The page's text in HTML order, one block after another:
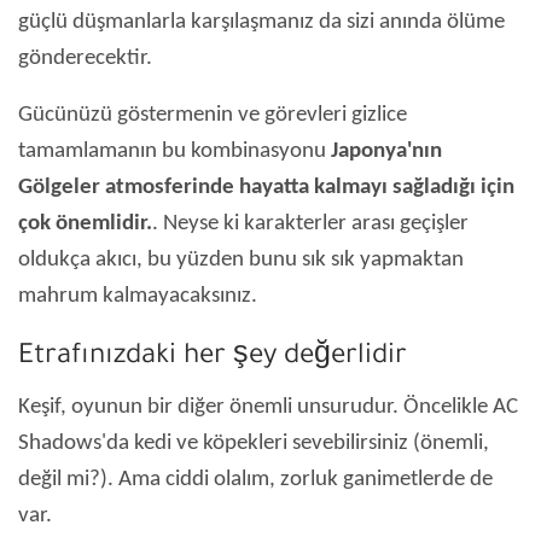
güçlü düşmanlarla karşılaşmanız da sizi anında ölüme
gönderecektir.
Gücünüzü göstermenin ve görevleri gizlice
tamamlamanın bu kombinasyonu Japonya'nın
Gölgeler atmosferinde hayatta kalmayı sağladığı için
çok önemlidir.. Neyse ki karakterler arası geçişler
oldukça akıcı, bu yüzden bunu sık sık yapmaktan
mahrum kalmayacaksınız.
Etrafınızdaki her şey değerlidir
Keşif, oyunun bir diğer önemli unsurudur. Öncelikle AC
Shadows'da kedi ve köpekleri sevebilirsiniz (önemli,
değil mi?). Ama ciddi olalım, zorluk ganimetlerde de
var.